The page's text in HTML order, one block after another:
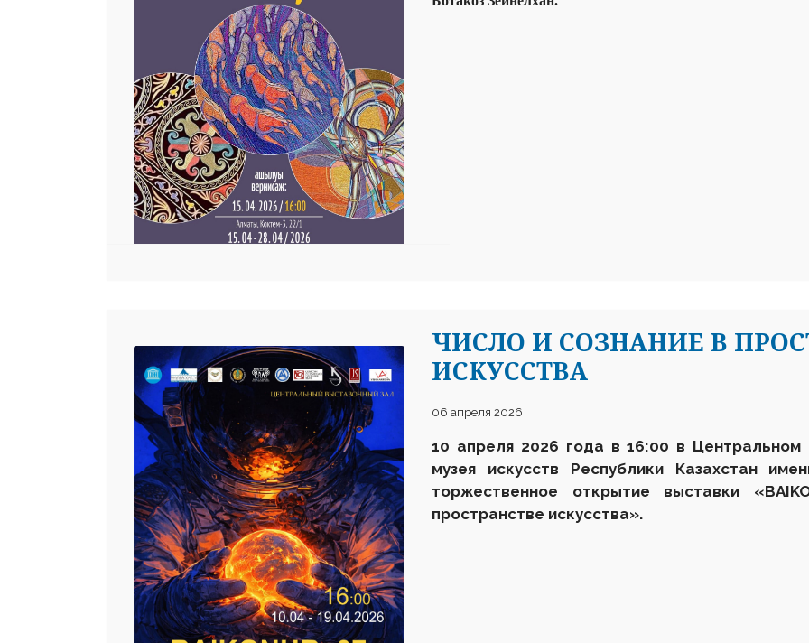
ЧИСЛО И СОЗНАНИЕ В
ИСКУССТВА
06 апреля 2026
10 апреля 2026 года в 16:00 в Центральном
музея искусств Республики Казахстан
торжественное открытие выставки
пространстве искусства».